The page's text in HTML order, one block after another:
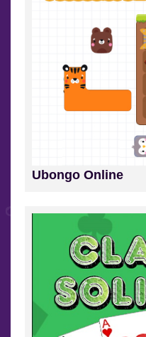
Ubongo Online